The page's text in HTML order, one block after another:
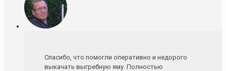
Спасибо, что помогли оперативно и недорого
выкачать выгребную яму. Полностью